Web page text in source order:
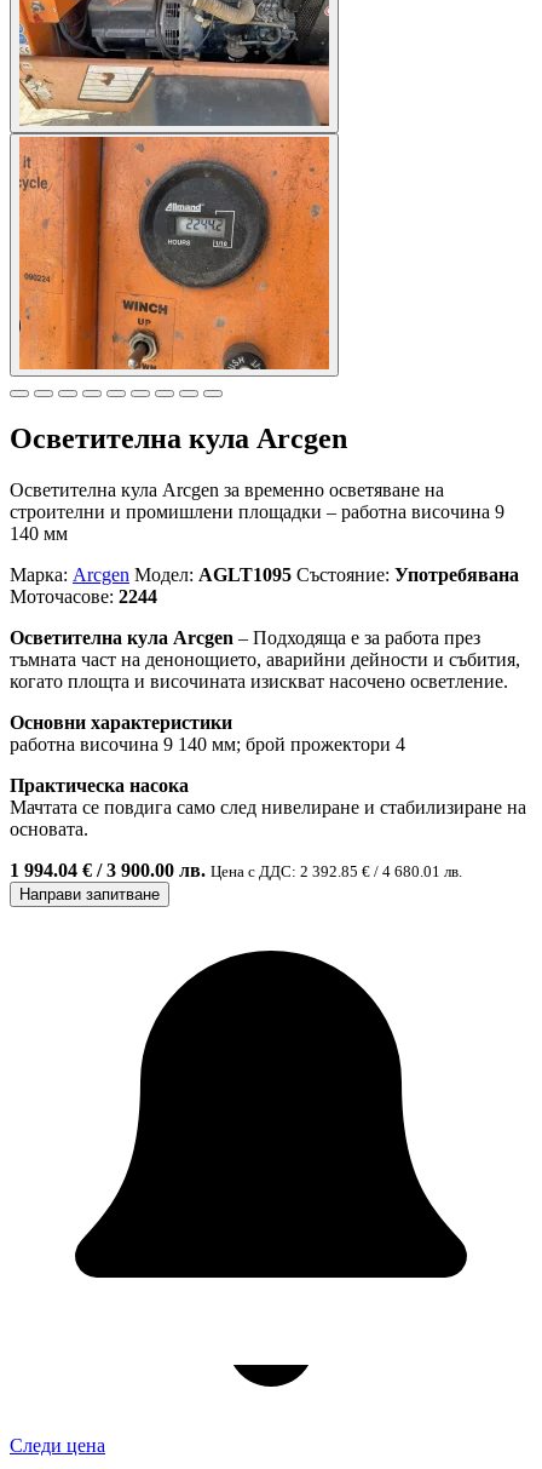
Осветителна кула Arcgen
Осветителна кула Arcgen за временно осветяване на
строителни и промишлени площадки – работна височина 9
140 мм
Марка: Arcgen Модел: AGLT1095 Състояние: Употребявана
Моточасове: 2244
Осветителна кула Arcgen – Подходяща е за работа през
тъмната част на денонощието, аварийни дейности и събития,
когато площта и височината изискват насочено осветление.
Основни характеристики
работна височина 9 140 мм; брой прожектори 4
Практическа насока
Мачтата се повдига само след нивелиране и стабилизиране на
основата.
1 994.04 € / 3 900.00 лв. Цена с ДДС: 2 392.85 € / 4 680.01 лв.
Направи запитване
Следи цена